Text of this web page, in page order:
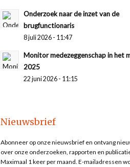
Onderzoek naar de inzet van de
brugfunctionaris
8 juli 2026 - 11:47
Monitor medezeggenschap in het
2025
22 juni 2026 - 11:15
Nieuwsbrief
Abonneer op onze nieuwsbrief en ontvang
over onze onderzoeken, rapporten en
Maximaal 1 keer per maand. E-mailadressen